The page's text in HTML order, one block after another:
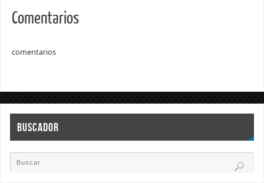
Comentarios
comentarios
BUSCADOR